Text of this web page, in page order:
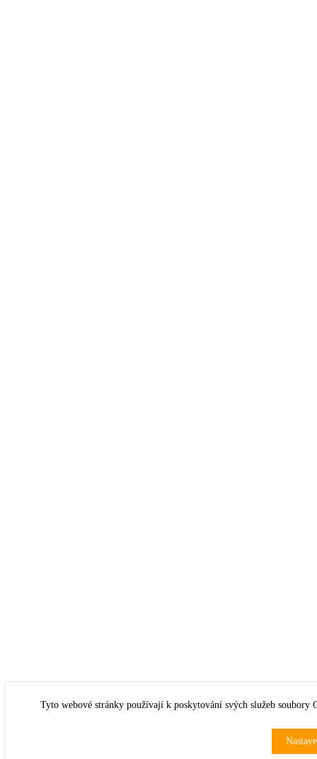
Tyto webové stránky používají k poskytování svých služeb soubory